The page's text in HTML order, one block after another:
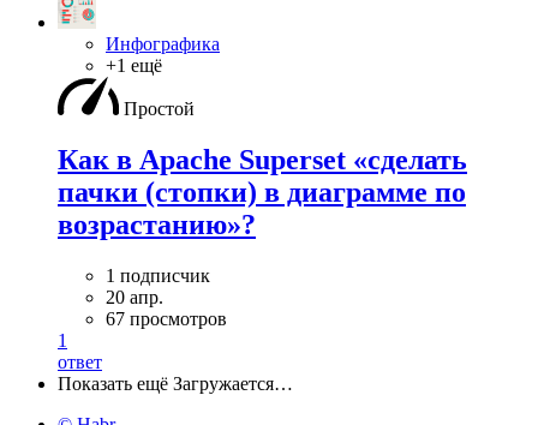
Инфографика
+1 ещё
Простой
Как в Apache Superset «сделать
пачки (стопки) в диаграмме по
возрастанию»?
1 подписчик
20 апр.
67 просмотров
1
ответ
Показать ещё Загружается…